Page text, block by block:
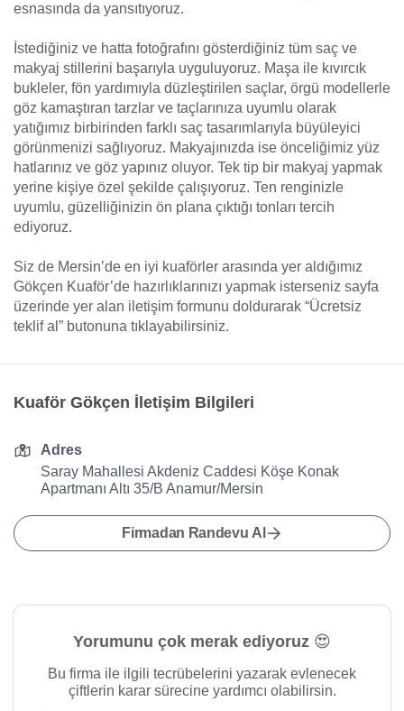
esnasında da yansıtıyoruz.
İstediğiniz ve hatta fotoğrafını gösterdiğiniz tüm saç ve
makyaj stillerini başarıyla uyguluyoruz. Maşa ile kıvırcık
bukleler, fön yardımıyla düzleştirilen saçlar, örgü modellerle
göz kamaştıran tarzlar ve taçlarınıza uyumlu olarak
yatığımız birbirinden farklı saç tasarımlarıyla büyüleyici
görünmenizi sağlıyoruz. Makyajınızda ise önceliğimiz yüz
hatlarınız ve göz yapınız oluyor. Tek tip bir makyaj yapmak
yerine kişiye özel şekilde çalışıyoruz. Ten renginizle
uyumlu, güzelliğinizin ön plana çıktığı tonları tercih
ediyoruz.
Siz de Mersin’de en iyi kuaförler arasında yer aldığımız
Gökçen Kuaför’de hazırlıklarınızı yapmak isterseniz sayfa
üzerinde yer alan iletişim formunu doldurarak “Ücretsiz
teklif al” butonuna tıklayabilirsiniz.
Kuaför Gökçen İletişim Bilgileri
Adres
Saray Mahallesi Akdeniz Caddesi Köşe Konak
Apartmanı Altı 35/B Anamur/Mersin
Firmadan Randevu Al
Yorumunu çok merak ediyoruz 😍
Bu firma ile ilgili tecrübelerini yazarak evlenecek
çiftlerin karar sürecine yardımcı olabilirsin.